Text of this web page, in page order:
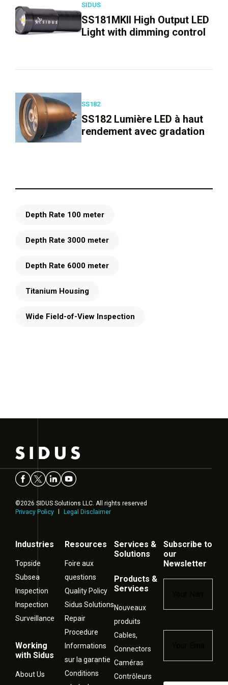
SIDUS
SS181MKII High Output LED
Light with dimming control
SS182
SS182 Lumière LED à haut
rendement avec gradation
Depth Rate 100 meter
Depth Rate 3000 meter
Depth Rate 6000 meter
Titanium Housing
Wide Field-of-View Inspection
©2026 SIDUS Solutions LLC. All rights reserved
Privacy Policy
Legal Disclaimer
Industries
Topside
Subsea
Inspection
Inspection
Surveillance
Working
with Sidus
About Us
Resources
Foire aux
questions
Quality Policy
Sidus Solutions
Repair
Procedure
Informations
sur la garantie
Conditions
Services &
Solutions
Products &
Services
Nouveaux
produits
Cables,
Connectors
Caméras
Contrôleurs
Subscribe to
our
Newsletter